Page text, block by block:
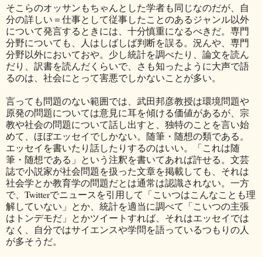
そこらのオッサンもちゃんとした学者も同じなのだが、自
分の詳しい＝仕事として従事したことのあるジャンル以外
について発言するときには、十分慎重になるべきだ。専門
分野についても、人はしばしば判断を誤る。況んや、専門
分野以外においておや。少し統計を調べたり、論文を読ん
だり、訳書を読んだくらいで、さも知ったように大声で語
るのは、社会にとって害悪でしかないことが多い。
言っても問題のない範囲では、武田邦彦教授は環境問題や
原発の問題については意見に耳を傾ける価値があるが、宗
教や社会の問題について話し出すと、独特のことを言い始
めて、ほぼエッセイでしかない。随筆・随想の類である。
エッセイを書いたり話したりするのはいい。「これは随
筆・随想である」という注釈を書いてあれば許せる。文芸
誌で小説家が社会問題を扱った文章を掲載しても、それは
社会学とか教育学の問題だとは通常は認識されない。一方
で、Twitterでニュースを引用して「こいつはこんなことも理
解していない」とか、統計を適当に調べて「こいつの主張
はトンデモだ」とかツイートすれば、それはエッセイでは
なく、自分ではサイエンスや学問を語っているつもりの人
が多そうだ。